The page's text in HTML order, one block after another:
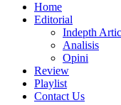
Home
Editorial
Indepth
Analisis
Opini
Review
Playlist
Contact Us